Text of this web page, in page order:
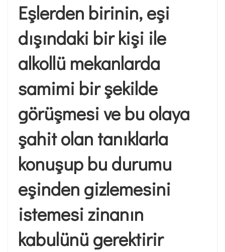
Eşlerden birinin, eşi
dışındaki bir kişi ile
alkollü mekanlarda
samimi bir şekilde
görüşmesi ve bu olaya
şahit olan tanıklarla
konuşup bu durumu
eşinden gizlemesini
istemesi zinanın
kabulünü gerektirir